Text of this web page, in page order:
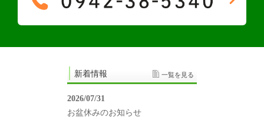
新着情報 一覧を見る
2026/07/31
お盆休みのお知らせ